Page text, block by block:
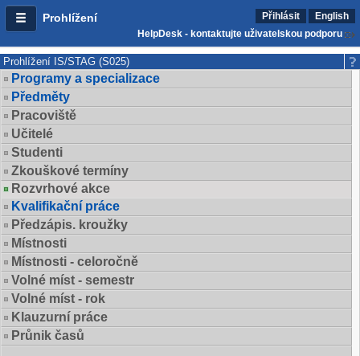
Prohlížení Přihlásit
English
HelpDesk - kontaktujte uživatelskou podporu
Prohlížení IS/STAG (S025)
Programy a specializace
Předměty
Pracoviště
Učitelé
Studenti
Zkouškové termíny
Rozvrhové akce
Kvalifikační práce
Předzápis. kroužky
Místnosti
Místnosti - celoročně
Volné míst - semestr
Volné míst - rok
Klauzurní práce
Průnik časů